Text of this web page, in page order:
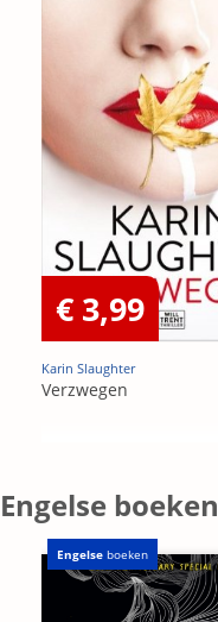
€ 3,99
Karin Slaughter
Verzwegen
Engelse boeken
Engelse boeken